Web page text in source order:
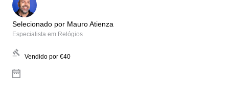
Selecionado por Mauro Atienza
Especialista em Relógios
Vendido por €40